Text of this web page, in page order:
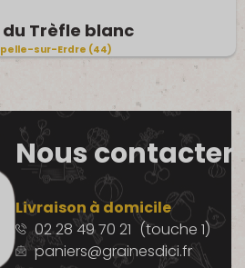
du Trèfle blanc
sur-Erdre (44)
Nous contacter
Livraison à domicile
02 28 49 70 21 (touche 1)
paniers@grainesdici.fr